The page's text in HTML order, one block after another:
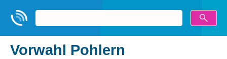
Vorwahl Pohlern